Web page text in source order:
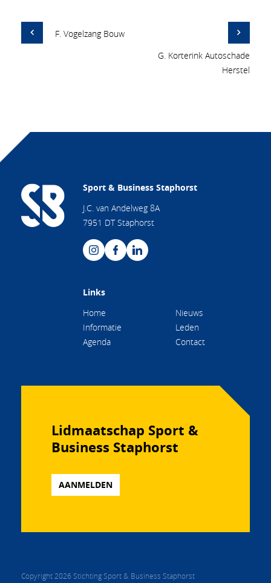
F. Vogelzang Bouw
G. Korterink Autoschade
Herstel
Sport & Business Staphorst
J.C. van Andelweg 8A
7951 DT Staphorst
Links
Home
Informatie
Agenda
Nieuws
Leden
Contact
Lidmaatschap Sport &
Business Staphorst
AANMELDEN
Copyright 2026 Stichting Sport & Business Staphorst